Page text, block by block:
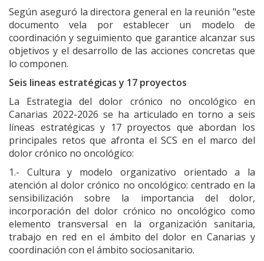
Según aseguró la directora general en la reunión "este
documento vela por establecer un modelo de
coordinación y seguimiento que garantice alcanzar sus
objetivos y el desarrollo de las acciones concretas que
lo componen.
Seis lineas estratégicas y 17 proyectos
La Estrategia del dolor crónico no oncológico en
Canarias 2022-2026 se ha articulado en torno a seis
líneas estratégicas y 17 proyectos que abordan los
principales retos que afronta el SCS en el marco del
dolor crónico no oncológico:
1.- Cultura y modelo organizativo orientado a la
atención al dolor crónico no oncológico: centrado en la
sensibilización sobre la importancia del dolor,
incorporación del dolor crónico no oncológico como
elemento transversal en la organización sanitaria,
trabajo en red en el ámbito del dolor en Canarias y
coordinación con el ámbito sociosanitario.